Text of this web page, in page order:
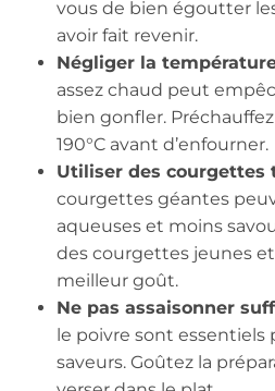
vous de bien égoutter
avoir fait revenir.
Négliger la
assez chaud peut
bien gonfler.
190°C avant d’enfourner.
Utiliser des courgettes
courgettes géantes
aqueuses et moins
des courgettes jeunes
meilleur goût.
Ne pas assaisonner
le poivre sont essentiels
saveurs. Goûtez la